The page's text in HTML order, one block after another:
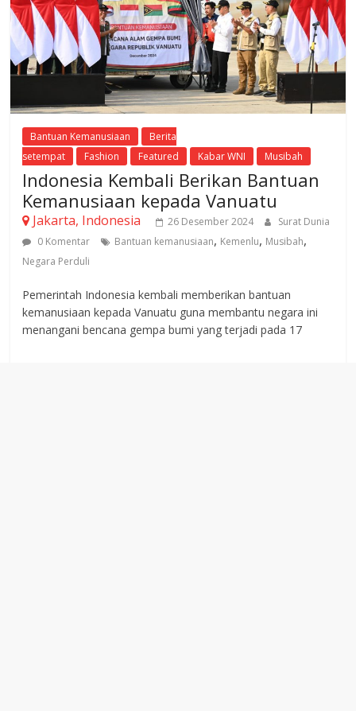
Bantuan Kemanusiaan
Berita
setempat
Fashion Featured Kabar WNI Musibah
Indonesia Kembali Berikan Bantuan
Kemanusiaan kepada Vanuatu
Jakarta, Indonesia 26 Desember 2024
Surat Dunia
0 Komentar
Bantuan kemanusiaan, Kemenlu, Musibah,
Negara Perduli
Pemerintah Indonesia kembali memberikan bantuan
kemanusiaan kepada Vanuatu guna membantu negara ini
menangani bencana gempa bumi yang terjadi pada 17